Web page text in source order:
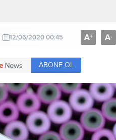
12/06/2020 00:45 A+ A-
ABONE OL